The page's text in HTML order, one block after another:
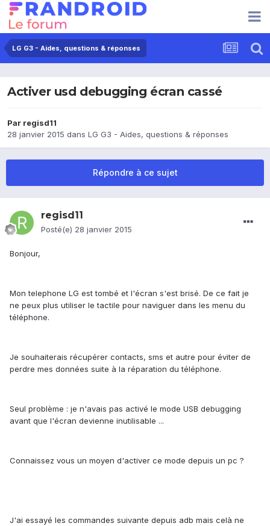
LG G3 - Aides, questions & réponses
Activer usd debugging écran cassé
Par regisd11
28 janvier 2015 dans LG G3 - Aides, questions & réponses
Répondre à ce sujet
regisd11
Posté(e) 28 janvier 2015
Bonjour,
Mon telephone LG est tombé et l'écran s'est brisé. De ce fait je
ne peux plus utiliser le tactile pour naviguer dans les menu du
téléphone.
Je souhaiterais récupérer contacts, sms et autre pour éviter de
perdre mes données suite à la réparation du téléphone.
Seul problème : je n'avais pas activé le mode USB debugging
avant que l'écran devienne inutilisable ...
Connaissez vous un moyen d'activer ce mode depuis un pc ?
J'ai essayé les commandes suivante depuis adb mais celà ne